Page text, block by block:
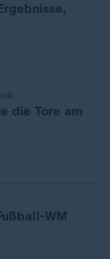
die Tore am
WM